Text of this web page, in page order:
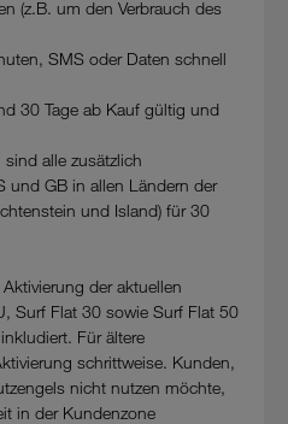
(z.B. um den Verbrauch des
SMS oder Daten schnell
30 Tage ab Kauf gültig und
alle zusätzlich
und GB in allen Ländern der
und Island) für 30
der aktuellen
Surf Flat 30 sowie Surf Flat 50
Für ältere
schrittweise. Kunden,
nicht nutzen möchte,
in der Kundenzone
Drittstaaten, die ein ähnliches
Europäischen Union aufweisen
werden wie europäische
wählen, dann sind für
die zur Funktion dieser